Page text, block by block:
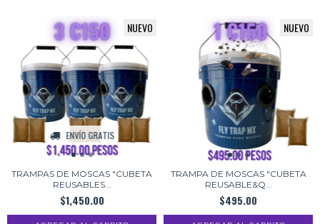
ENVÍO GRATIS
NUEVO
TRAMPAS DE MOSCAS "CUBETA
REUSABLES...
$1,450.00
NUEVO
TRAMPA DE MOSCAS "CUBETA
REUSABLE&Q...
$495.00